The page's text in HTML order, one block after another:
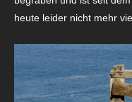
heute leider nicht mehr